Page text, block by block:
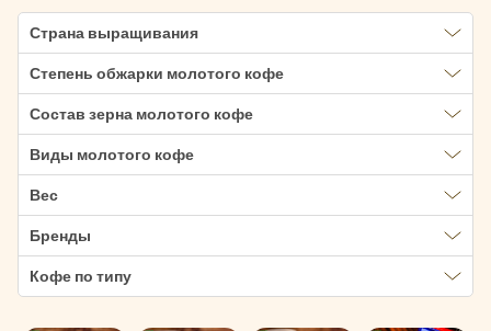
Страна выращивания
Степень обжарки молотого кофе
Состав зерна молотого кофе
Виды молотого кофе
Вес
Бренды
Кофе по типу